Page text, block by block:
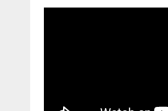
Социальные ролики